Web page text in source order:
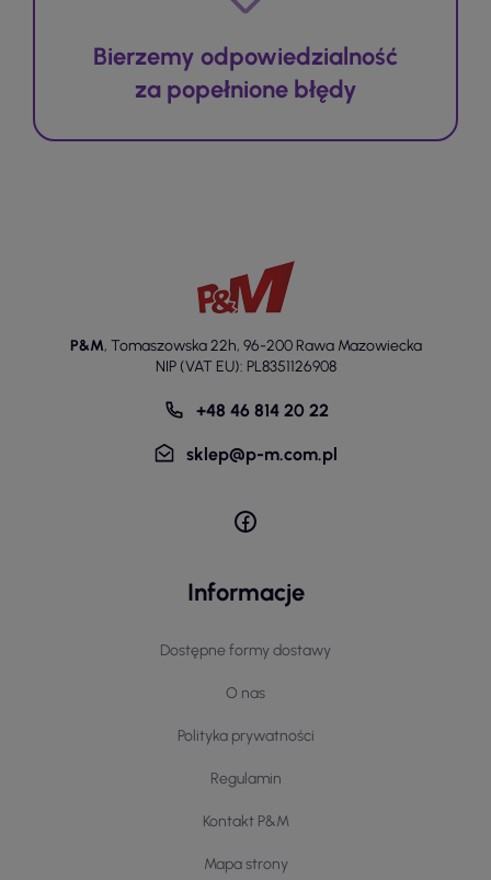
Bierzemy odpowiedzialność
za popełnione błędy
P&M, Tomaszowska 22h, 96-200 Rawa Mazowiecka
NIP (VAT EU): PL8351126908
+48 46 814 20 22
sklep@p-m.com.pl
Informacje
Dostępne formy dostawy
O nas
Polityka prywatności
Regulamin
Kontakt P&M
Mapa strony